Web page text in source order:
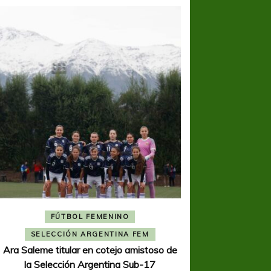
FÚTBOL FEMENINO
SELECCIÓN ARGENTINA FEM
Ara Saleme titular en cotejo amistoso de
la Selección Argentina Sub-17